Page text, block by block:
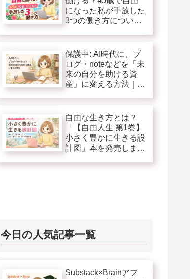
になった私が手放した
3つの働き方につい
保護中: AI時代に、ブ
ログ・noteなどを「未
来の自分を助ける資
産」に変える方法｜自
自由な生き方とは？
「【自由人生 第1巻】
小さく豊かに生きる設
計図」本を発売しま
今日の人気記事一覧
Substack×Brainアフ